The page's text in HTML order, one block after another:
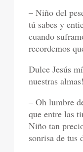
– Niño del
tú sabes y
cuando
recordemos
Dulce Jesús
nuestras
– Oh lumbre
que entre las
Niño tan
sonrisa de tus